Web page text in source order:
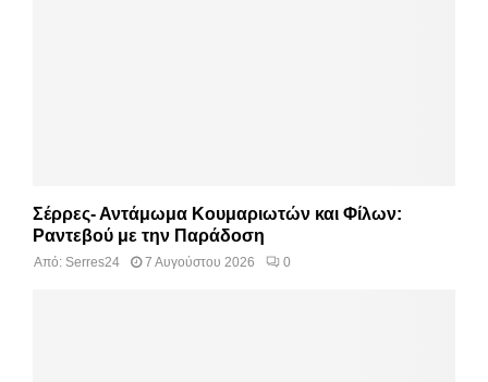
Σέρρες- Αντάμωμα Κουμαριωτών και Φίλων:
Ραντεβού με την Παράδοση
Από: Serres24 7 Αυγούστου 2026 0